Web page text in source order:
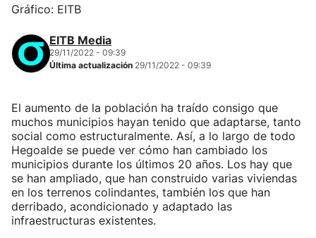
Gráfico: EITB
EITB Media
29/11/2022 - 09:39
Última actualización 29/11/2022 - 09:39
El aumento de la población ha traído consigo que
muchos municipios hayan tenido que adaptarse, tanto
social como estructuralmente. Así, a lo largo de todo
Hegoalde se puede ver cómo han cambiado los
municipios durante los últimos 20 años. Los hay que
se han ampliado, que han construido varias viviendas
en los terrenos colindantes, también los que han
derribado, acondicionado y adaptado las
infraestructuras existentes.